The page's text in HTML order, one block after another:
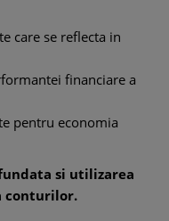
care se reflecta in
financiare a
pentru economia
si utilizarea
conturilor.